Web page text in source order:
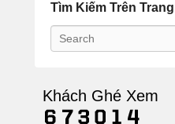
Tìm Kiếm Trên
Search
Khách Ghé Xem